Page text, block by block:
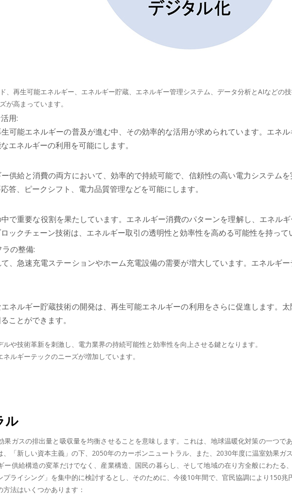
、再生可能エネルギー、エネルギー貯蔵、エネルギー管理システム、データ分析とAIなどの
が高まっています。
用:
可能エネルギーの普及が進む中、その効率的な活用が求められています。エネ
エネルギーの利用を可能にします。
供給と消費の両方において、効率的で持続可能で、信頼性の高い電力システム
答、ピークシフト、電力品質管理などを可能にします。
で重要な役割を果たしています。エネルギー消費のパターンを理解し、エネル
ックチェーン技術は、エネルギー取引の透明性と効率性を高める可能性を持って
の整備:
、急速充電ステーションやホーム充電設備の需要が増大しています。エネルギ
ネルギー貯蔵技術の開発は、再生可能エネルギーの利用をさらに促進します。
ことができます。
や技術革新を刺激し、電力業界の持続可能性と効率性を向上させる鍵となります。
ルギーテックのニーズが増加しています。
ル
果ガスの排出量と吸収量を均衡させることを意味します。これは、地球温暖化対策の一つ
「新しい資本主義」の下、2050年のカーボンニュートラル、また、2030年度に温室効果
ー供給構造の変革だけでなく、産業構造、国民の暮らし、そして地域の在り方全般にわた
ライシング」を集中的に検討するとし、そのために、今後10年間で、官民協調により150
法はいくつかあります：